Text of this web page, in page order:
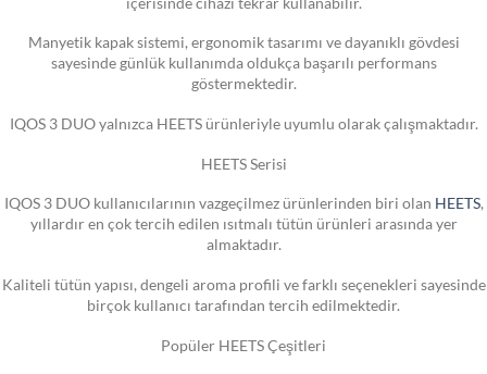
Manyetik kapak sistemi, ergonomik tasarımı ve dayanıklı gövdesi
sayesinde günlük kullanımda oldukça başarılı performans
göstermektedir.
IQOS 3 DUO yalnızca HEETS ürünleriyle uyumlu olarak çalışmaktadır.
HEETS Serisi
IQOS 3 DUO kullanıcılarının vazgeçilmez ürünlerinden biri olan HEETS,
yıllardır en çok tercih edilen ısıtmalı tütün ürünleri arasında yer
almaktadır.
Kaliteli tütün yapısı, dengeli aroma profili ve farklı seçenekleri sayesinde
birçok kullanıcı tarafından tercih edilmektedir.
Popüler HEETS Çeşitleri